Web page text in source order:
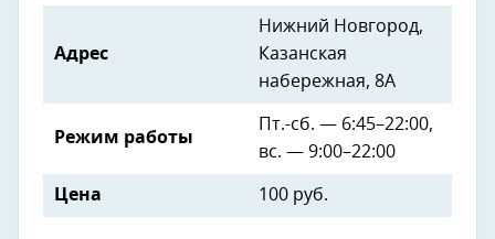
Адрес
Нижний Новгород,
Казанская
набережная, 8А
Режим работы
Пт.-сб. — 6:45–22:00,
вс. — 9:00–22:00
Цена 100 руб.